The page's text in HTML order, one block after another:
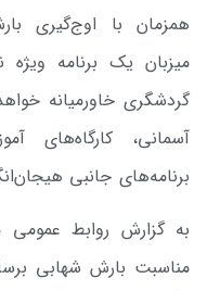
همزمان با اوج‌گیری
میزبان یک برنامه ویژه
گردشگری خاورمیانه
آسمانی، کارگاه‌های
برنامه‌های جانبی
به گزارش روابط
مناسبت بارش شهابی